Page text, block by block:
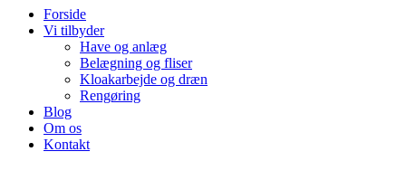
Forside
Vi tilbyder
Have og anlæg
Belægning og fliser
Kloakarbejde og dræn
Rengøring
Blog
Om os
Kontakt